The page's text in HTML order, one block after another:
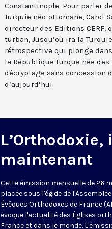
Constantinople. Pour parler
Turquie néo-ottomane, Carol
directeur des Editions CERF,
turban, Jusqu’où ira la
rétrospective qui plonge
la République turque née
décryptage sans concession
d’aujourd’hui.
L’Orthodoxie,
maintenant
Cette émission mensuelle de 26
placée sous l'égide de
Évêques Orthodoxes de France
évoque l'actualité des Églises
France et dans le monde.